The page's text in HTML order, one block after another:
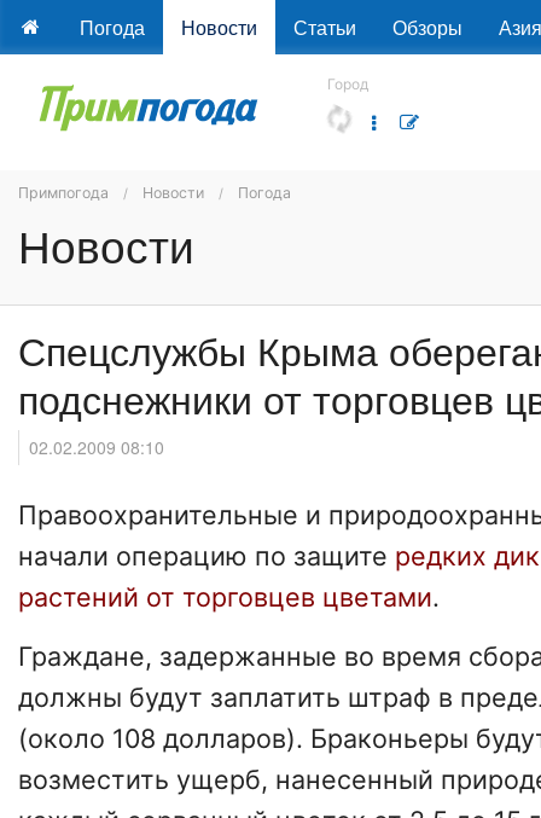
Погода Новости Статьи Обзоры Азия
Город
Примпогода Новости Погода
Новости
Спецслужбы Крыма
подснежники от торговцев
02.02.2009 08:10
Правоохранительные и
начали операцию по защите редких
растений от торговцев цветами.
Граждане, задержанные во время
должны будут заплатить штраф в
(около 108 долларов). Браконьеры
возместить ущерб, нанесенный